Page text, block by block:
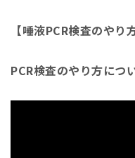
【唾液PCR検査のやり
PCR検査のやり方につ